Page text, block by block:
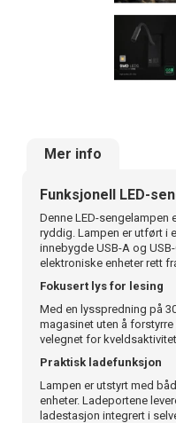
Mer info
Funksjonell LED-
Denne LED-
ryddig. Lampen er utført i
innebygde USB-A og
elektroniske enheter rett
Fokusert lys for lesing
Med en lysspredning på
magasinet uten å
velegnet for
Praktisk ladefunksjon
Lampen er utstyrt med
enheter. Ladeportene
ladestasjon integrert i